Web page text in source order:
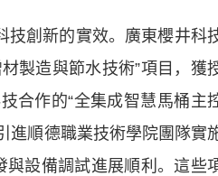
創新的實效。廣東櫻井科
製造與節水技術”項目，獲
合作的“全集成智慧馬桶主
進順德職業技術學院團隊實
與設備調試進展順利。這些